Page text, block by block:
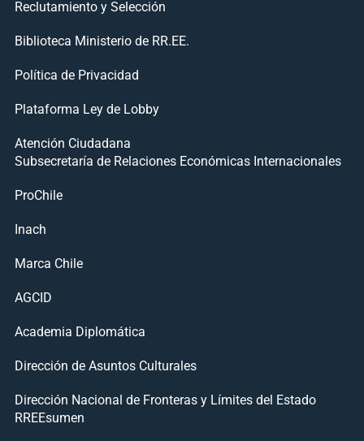
Reclutamiento y Selección
Biblioteca Ministerio de RR.EE.
Política de Privacidad
Plataforma Ley de Lobby
Atención Ciudadana
Subsecretaría de Relaciones Económicas Internacionales
ProChile
Inach
Marca Chile
AGCID
Academia Diplomática
Dirección de Asuntos Culturales
Dirección Nacional de Fronteras y Límites del Estado
RREEsumen